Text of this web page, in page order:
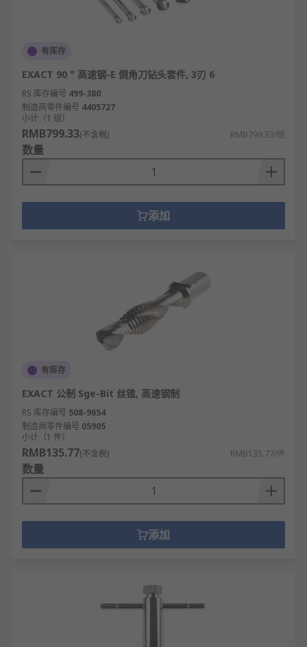
有库存
EXACT 90 ° 高速钢-E 倒角刀钻头套件, 3刃 6
RS 库存编号 499-380
制造商零件编号 4405727
小计（1 组）
RMB799.33(不含税) RMB799.33/组
数量
添加
有库存
EXACT 公制 Sge-Bit 丝锥, 高速钢制
RS 库存编号 508-9654
制造商零件编号 05905
小计（1 件）
RMB135.77(不含税) RMB135.77/件
数量
添加